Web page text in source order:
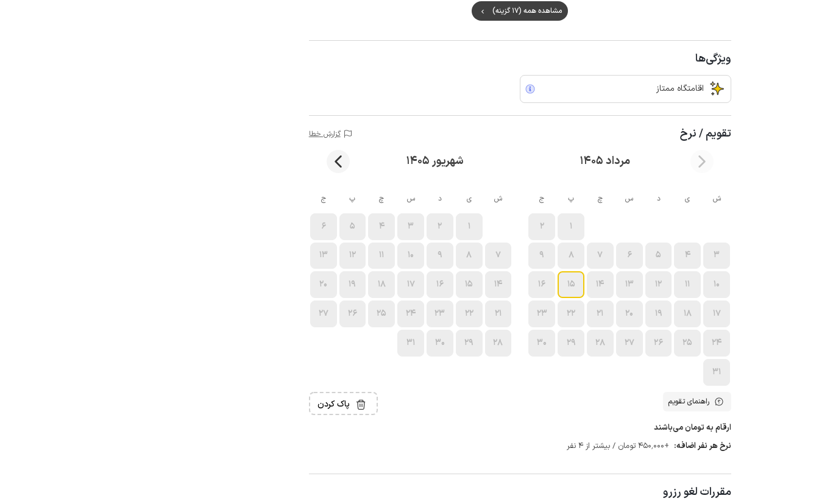
مشاهده همه (17 گزینه)
ویژگی‌ها
اقامتگاه ممتاز
تقویم / نرخ گزارش خطا
مرداد 1405 شهریور 1405
ش ی د س چ پ ج
1
2
3
4
5
6
7
8
9
10
11
12
13
14
15
16
17
18
19
20
21
22
23
24
25
26
27
28
29
30
31
ش ی د س چ پ ج
1
2
3
4
5
6
7
8
9
10
11
12
13
14
15
16
17
18
19
20
21
22
23
24
25
26
27
28
29
30
31
راهنمای تقویم پاک کردن
ارقام به تومان می‌باشند
نرخ هر نفر اضافه: +450٬000 تومان / بیشتر از 4 نفر
مقررات لغو رزرو